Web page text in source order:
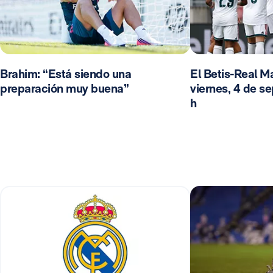
Brahim: “Está siendo una
preparación muy buena”
El Betis-Real
viernes, 4 de
h